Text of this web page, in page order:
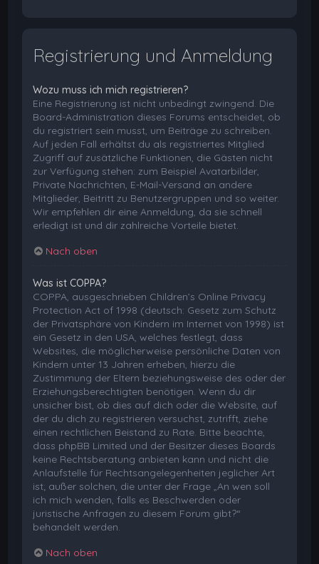
Registrierung und Anmeldung
Wozu muss ich mich registrieren?
Eine Registrierung ist nicht unbedingt zwingend. Die
Board-Administration dieses Forums entscheidet, ob
du registriert sein musst, um Beiträge zu schreiben.
Auf jeden Fall erhältst du als registriertes Mitglied
Zugriff auf zusätzliche Funktionen, die Gästen nicht
zur Verfügung stehen: zum Beispiel Avatarbilder,
Private Nachrichten, E-Mail-Versand an andere
Mitglieder, Beitritt zu Benutzergruppen und so weiter.
Wir empfehlen dir eine Anmeldung, da sie schnell
erledigt ist und dir zahlreiche Vorteile bietet.
Nach oben
Was ist COPPA?
COPPA, ausgeschrieben Children’s Online Privacy
Protection Act of 1998 (deutsch: Gesetz zum Schutz
der Privatsphäre von Kindern im Internet von 1998) ist
ein Gesetz in den USA, welches festlegt, dass
Websites, die möglicherweise persönliche Daten von
Kindern unter 13 Jahren erheben, hierzu die
Zustimmung der Eltern beziehungsweise des oder der
Erziehungsberechtigten benötigen. Wenn du dir
unsicher bist, ob dies auf dich oder die Website, auf
der du dich zu registrieren versuchst, zutrifft, ziehe
einen rechtlichen Beistand zu Rate. Bitte beachte,
dass phpBB Limited und der Besitzer dieses Boards
keine Rechtsberatung anbieten kann und nicht die
Anlaufstelle für Rechtsangelegenheiten jeglicher Art
ist; außer solchen, die unter der Frage „An wen soll
ich mich wenden, falls es Beschwerden oder
juristische Anfragen zu diesem Forum gibt?“
behandelt werden.
Nach oben